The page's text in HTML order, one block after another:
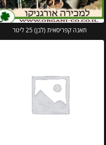
תאנה קפריסאית (לבן) 25 ליטר